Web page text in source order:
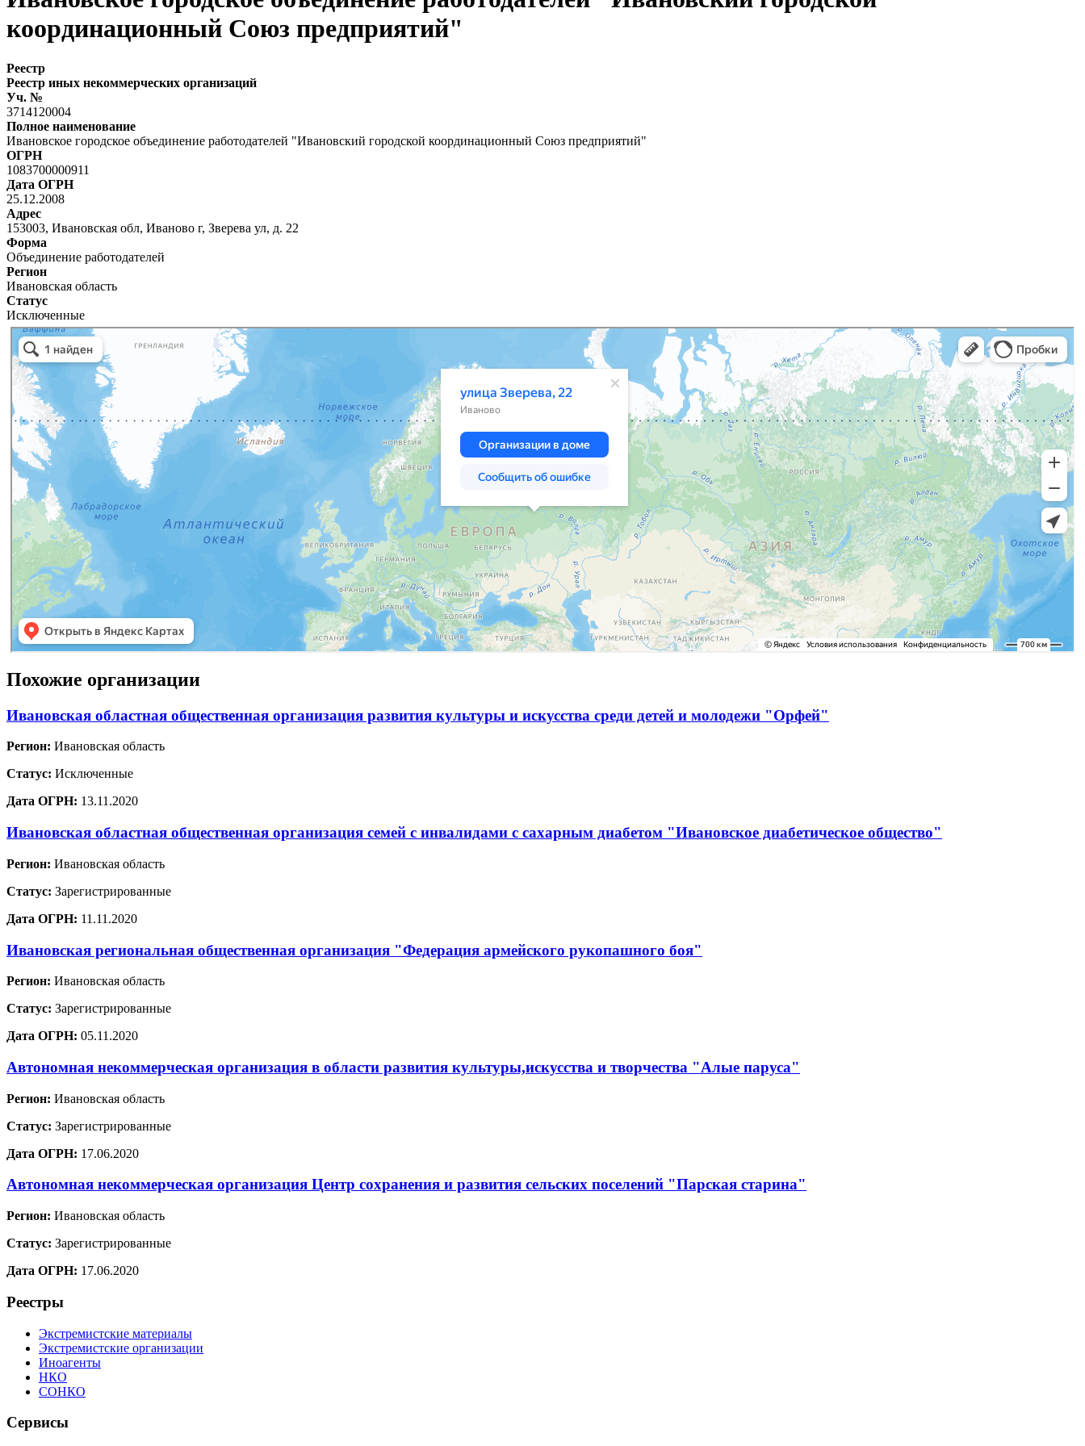
координационный Союз предприятий"
Реестр
Реестр иных некоммерческих организаций
Уч. №
3714120004
Полное наименование
Ивановское городское объединение работодателей "Ивановский городской координационный Союз предприятий"
ОГРН
1083700000911
Дата ОГРН
25.12.2008
Адрес
153003, Ивановская обл, Иваново г, Зверева ул, д. 22
Форма
Объединение работодателей
Регион
Ивановская область
Статус
Исключенные
Похожие организации
Ивановская областная общественная организация развития культуры и искусства среди детей и молодежи "Орфей"
Регион: Ивановская область
Статус: Исключенные
Дата ОГРН: 13.11.2020
Ивановская областная общественная организация семей с инвалидами с сахарным диабетом "Ивановское диабетическое общество"
Регион: Ивановская область
Статус: Зарегистрированные
Дата ОГРН: 11.11.2020
Ивановская региональная общественная организация "Федерация армейского рукопашного боя"
Регион: Ивановская область
Статус: Зарегистрированные
Дата ОГРН: 05.11.2020
Автономная некоммерческая организация в области развития культуры,искусства и творчества "Алые паруса"
Регион: Ивановская область
Статус: Зарегистрированные
Дата ОГРН: 17.06.2020
Автономная некоммерческая организация Центр сохранения и развития сельских поселений "Парская старина"
Регион: Ивановская область
Статус: Зарегистрированные
Дата ОГРН: 17.06.2020
Реестры
Экстремистские материалы
Экстремистские организации
Иноагенты
НКО
СОНКО
Сервисы